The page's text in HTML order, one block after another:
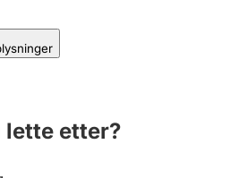
lette etter?